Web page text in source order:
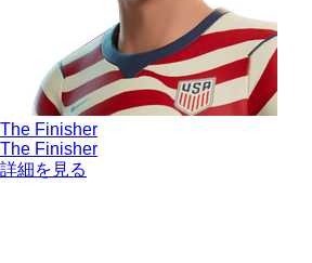
The Finisher
The Finisher
詳細を見る